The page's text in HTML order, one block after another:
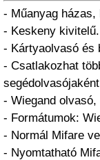
- Műanyag
- Keskeny kivitelű.
- Kártyaolvasó és
- Csatlakozhat
- Wiegand
- Formátumok:
- Normál Mifare
- Nyomtatható